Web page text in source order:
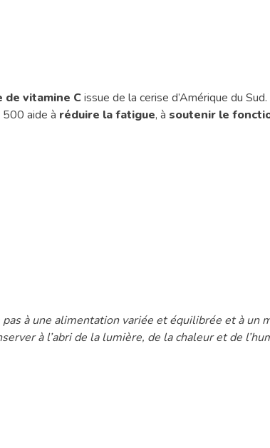
de vitamine Cissue de la cerise d’Amérique du
500 aide à réduire la fatigue, à soutenir le
à une alimentation variée et équilibrée et à un
à l’abri de la lumière, de la chaleur et de